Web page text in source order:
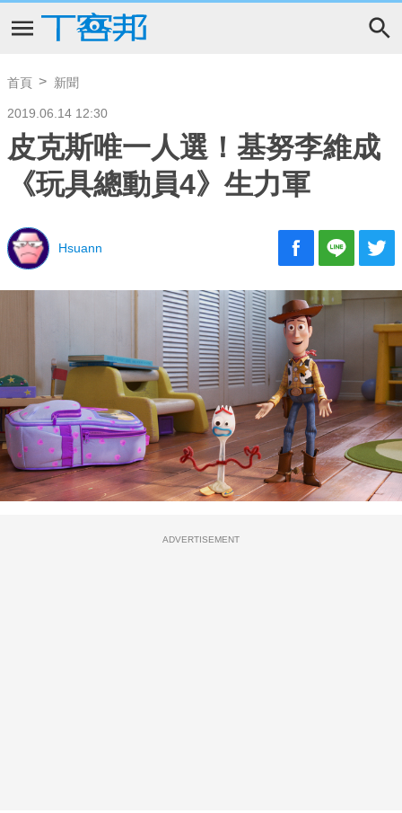
首頁 新聞
2019.06.14 12:30
皮克斯唯一人選！基努李維成
《玩具總動員4》生力軍
Hsuann
ADVERTISEMENT